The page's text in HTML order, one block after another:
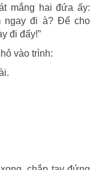
mắng hai đứa ấy:
ngay đi à? Để cho
đi đấy!”
vào trình: